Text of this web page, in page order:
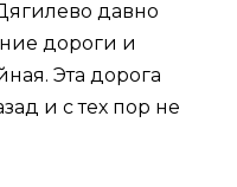
давно
дороги и
Эта дорога
и с тех пор не